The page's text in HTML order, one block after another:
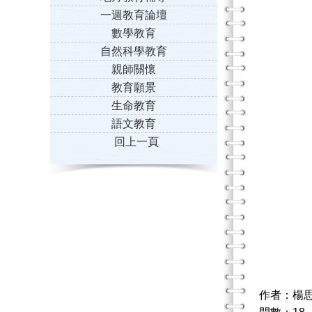
一週教育論壇
數學教育
自然科學教育
親師關懷
教育願景
生命教育
語文教育
回上一頁
作者：楊